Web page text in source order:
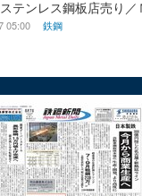
テンレス鋼板店売り／
05:00 鉄鋼